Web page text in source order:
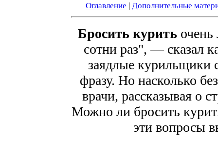
Оглавление |Дополнительные
Бросить курить
сотни раз", — сказал
заядлые курильщики
фразу. Но насколько
врачи, рассказывая о
Можно ли бросить
эти вопросы